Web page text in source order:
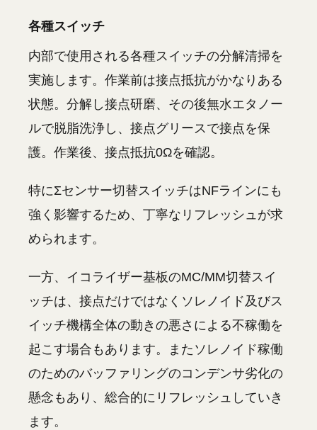
各種スイッチ
内部で使用される各種スイッチの分解清掃を
実施します。作業前は接点抵抗がかなりある
状態。分解し接点研磨、その後無水エタノー
ルで脱脂洗浄し、接点グリースで接点を保
護。作業後、接点抵抗0Ωを確認。
特にΣセンサー切替スイッチはNFラインにも
強く影響するため、丁寧なリフレッシュが求
められます。
一方、イコライザー基板のMC/MM切替スイ
ッチは、接点だけではなくソレノイド及びス
イッチ機構全体の動きの悪さによる不稼働を
起こす場合もあります。またソレノイド稼働
のためのバッファリングのコンデンサ劣化の
懸念もあり、総合的にリフレッシュしていき
ます。